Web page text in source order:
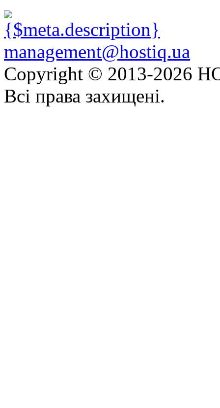
management@hostiq.ua
Copyright © 2013-2026
Всі права захищені.